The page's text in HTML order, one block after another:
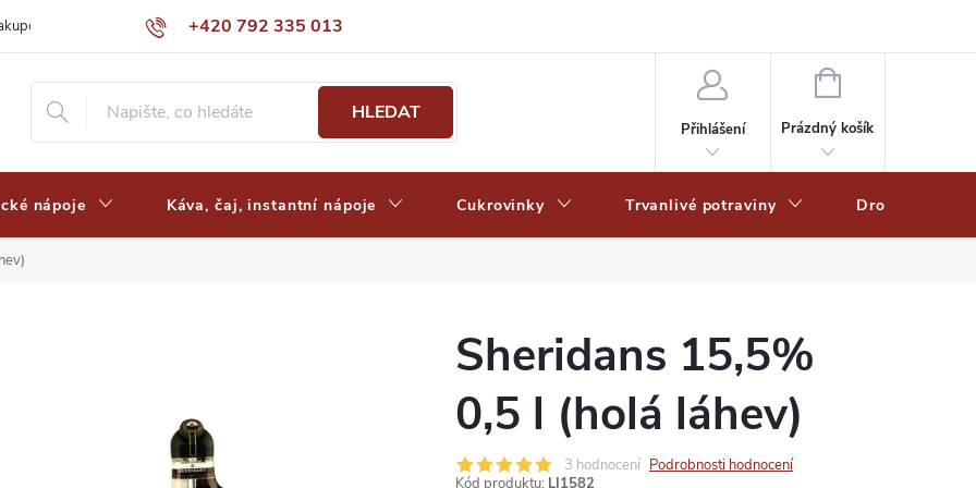
+420 792 335 013
Výdejní místa a ceny dopravy Často kladené otázky
HLEDAT
Přihlášení
NÁKUPNÍ
Prázdný košík
nápoje Káva, čaj, instantní nápoje Cukrovinky Trvanlivé potraviny Drogerie
Sheridans 15,5%
0,5 l (holá láhev)
3 hodnocení Podrobnosti hodnocení
Kód produktu: LI1582